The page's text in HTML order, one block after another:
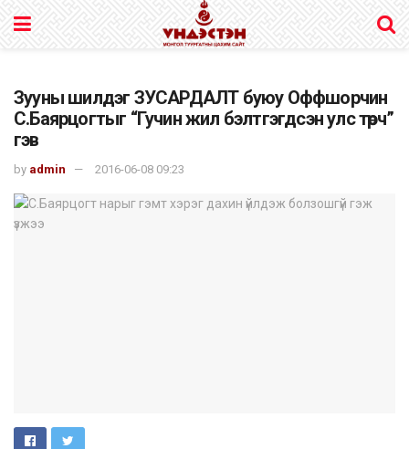
Зууны шилдэг ЗУСАРДАЛТ буюу Оффшорчин
С.Баярцогтыг “Гучин жил бэлтгэгдсэн улс төрч”
гэв
by admin 2016-06-08 09:23